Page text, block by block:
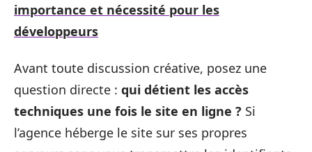
importance et nécessité pour les
développeurs
Avant toute discussion créative, posez une
question directe : qui détient les accès
techniques une fois le site en ligne ? Si
l’agence héberge le site sur ses propres